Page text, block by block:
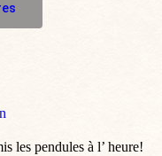
les pendules à l’ heure!